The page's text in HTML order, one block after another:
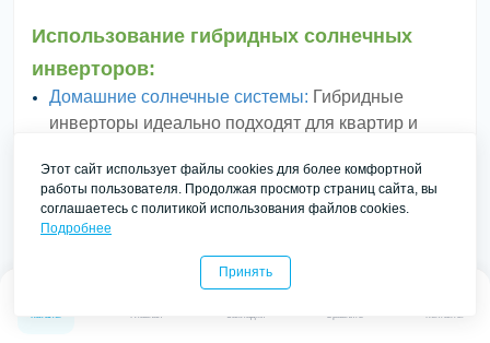
Каталог Главная Закладки
0
Сравнить Контакты
Использование гибридных солнечных
инверторов:
Домашние солнечные системы: Гибридные
инверторы идеально подходят для квартир и
и возможность снижения затрат на
электроэнергию.
Коммерческие здания:
предприятиях для снижения затрат на
энергетические ресурсы и обеспечения
Этот сайт использует файлы cookies для более комфортной
работы пользователя. Продолжая просмотр страниц сайта, вы
соглашаетесь с политикой использования файлов cookies.
Подробнее
Принять